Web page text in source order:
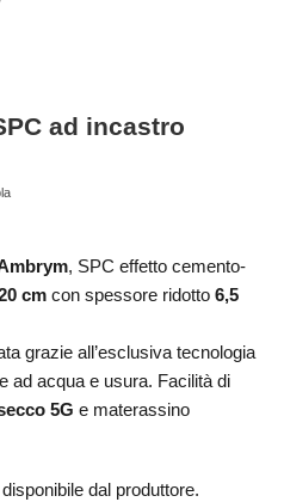
ad incastro
Il
€52,56., SPC effetto cemento-
cm con spessore ridotto 6,5
grazie all’esclusiva tecnologia
ad acqua e usura. Facilità di
5G e materassino
dal produttore.